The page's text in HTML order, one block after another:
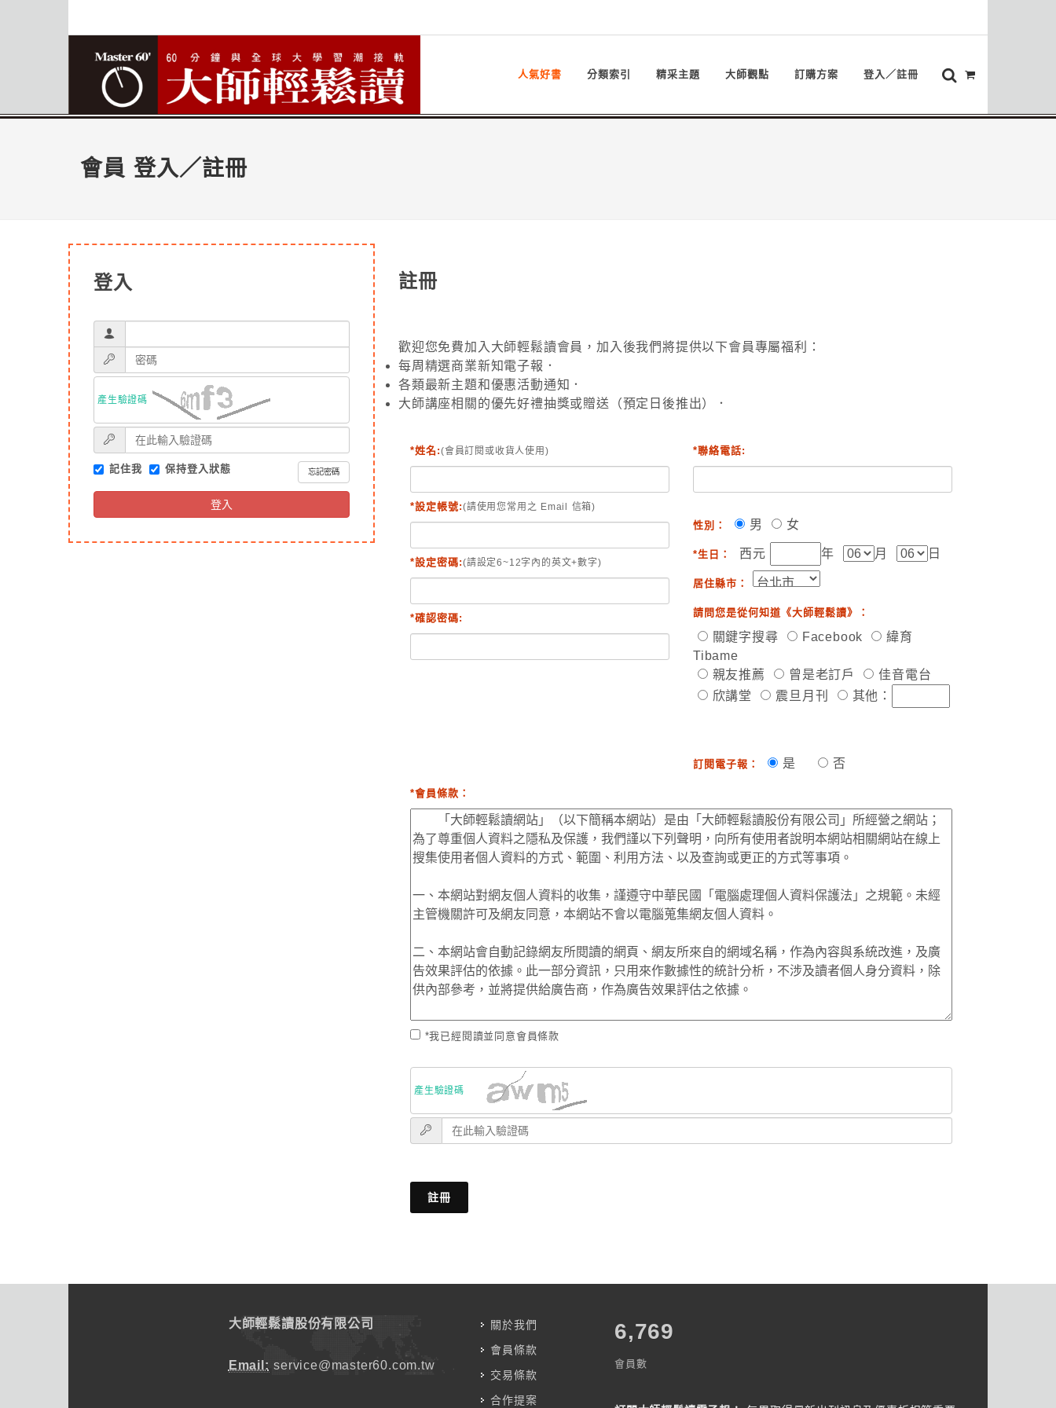
人氣好書 分類索引 精采主題 大師觀點 訂購方案 登入／註冊
會員 登入／註冊
登入
產生驗證碼
記住我 保持登入狀態 忘記密碼
登入
註冊
歡迎您免費加入大師輕鬆讀會員，加入後我們將提供以下會員專屬福利：
每周精選商業新知電子報．
各類最新主題和優惠活動通知．
大師講座相關的優先好禮抽獎或贈送（預定日後推出）．
*姓名:(會員訂閱或收貨人使用)
*設定帳號:(請使用您常用之 Email 信箱)
*設定密碼:(請設定6~12字內的英文+數字)
*確認密碼:
*聯絡電話:
性別： 男 女
*生日： 西元 年 月 日
居住縣市：
請問您是從何知道《大師輕鬆讀》：
關鍵字搜尋 Facebook
緯育
Tibame
親友推薦
曾是老訂戶
佳音電台
欣講堂
震旦月刊 其他：
訂閱電子報： 是 否
*會員條款：
*我已經閱讀並同意會員條款
產生驗證碼
註冊
大師輕鬆讀股份有限公司
Email: service@master60.com.tw
關於我們
會員條款
交易條款
合作提案
7,583
會員數